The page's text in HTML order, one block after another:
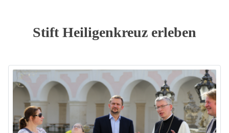
Stift Heiligenkreuz erleben